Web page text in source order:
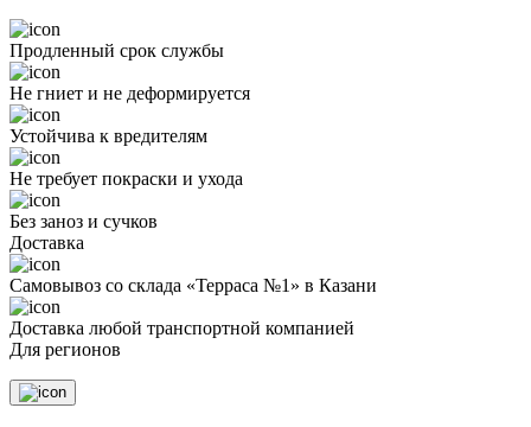
Продленный срок службы
Не гниет и не деформируется
Устойчива к вредителям
Не требует покраски и ухода
Без заноз и сучков
Доставка
Самовывоз со склада «Терраса №1» в Казани
Доставка любой транспортной компанией
Для регионов